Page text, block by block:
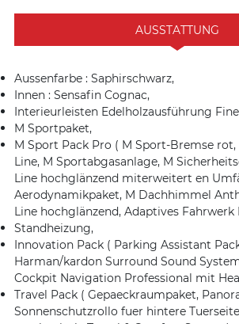
AUSSTATTUNG
Aussenfarbe : Saphirschwarz,
Innen : Sensafin Cognac,
Interieurleisten Edelholzausführung
M Sportpaket,
M Sport Pack Pro ( M Sport-Bremse
Line, M Sportabgasanlage, M
Line hochglänzend miterweitert en
Aerodynamikpaket, M Dachhimmel
Line hochglänzend, Adaptives Fahrwerk
Standheizung,
Innovation Pack ( Parking Assistant
Harman/kardon Surround Sound
Cockpit Navigation Professional mit
Travel Pack ( Gepaeckraumpaket,
Sonnenschutzrollo fuer hintere